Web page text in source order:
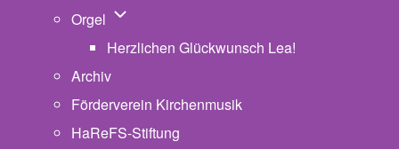
Orgel Unternavigation von Orgel
Herzlichen Glückwunsch Lea!
Archiv
Förderverein Kirchenmusik
HaReFS-Stiftung